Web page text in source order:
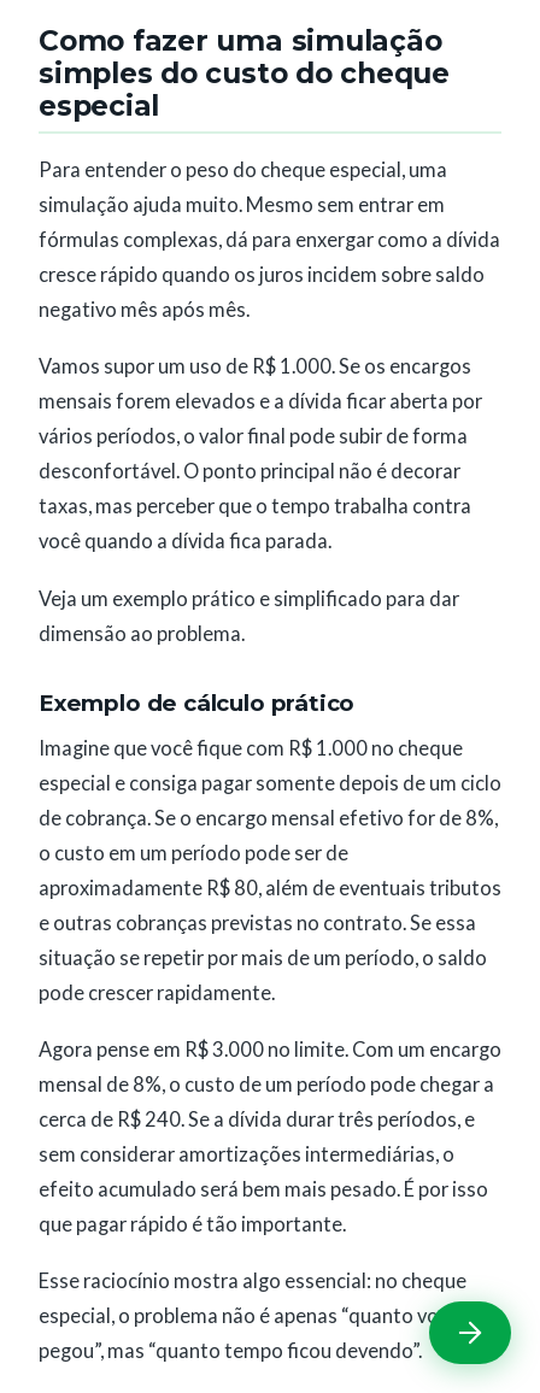
Como fazer uma simulação
simples do custo do cheque
especial
Para entender o peso do cheque especial, uma
simulação ajuda muito. Mesmo sem entrar em
fórmulas complexas, dá para enxergar como a dívida
cresce rápido quando os juros incidem sobre saldo
negativo mês após mês.
Vamos supor um uso de R$ 1.000. Se os encargos
mensais forem elevados e a dívida ficar aberta por
vários períodos, o valor final pode subir de forma
desconfortável. O ponto principal não é decorar
taxas, mas perceber que o tempo trabalha contra
você quando a dívida fica parada.
Veja um exemplo prático e simplificado para dar
dimensão ao problema.
Exemplo de cálculo prático
Imagine que você fique com R$ 1.000 no cheque
especial e consiga pagar somente depois de um ciclo
de cobrança. Se o encargo mensal efetivo for de 8%,
o custo em um período pode ser de
aproximadamente R$ 80, além de eventuais tributos
e outras cobranças previstas no contrato. Se essa
situação se repetir por mais de um período, o saldo
pode crescer rapidamente.
Agora pense em R$ 3.000 no limite. Com um encargo
mensal de 8%, o custo de um período pode chegar a
cerca de R$ 240. Se a dívida durar três períodos, e
sem considerar amortizações intermediárias, o
efeito acumulado será bem mais pesado. É por isso
que pagar rápido é tão importante.
Esse raciocínio mostra algo essencial: no cheque
especial, o problema não é apenas “quanto você
pegou”, mas “quanto tempo ficou devendo”.